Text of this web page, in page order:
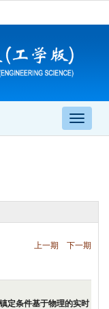
导
航
上一期 下一期
定条件基于物理的实时